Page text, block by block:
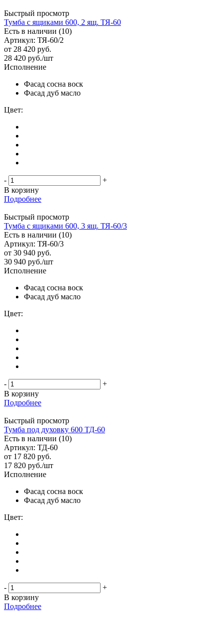
Быстрый просмотр
Тумба с ящиками 600, 2 ящ. ТЯ-60
Есть в наличии (10)
Артикул: ТЯ-60/2
от 28 420 руб.
28 420 руб./шт
Исполнение
Фасад сосна воск
Фасад дуб масло
Цвет:
-
+
В корзину
Подробнее
Быстрый просмотр
Тумба с ящиками 600, 3 ящ. ТЯ-60/3
Есть в наличии (10)
Артикул: ТЯ-60/3
от 30 940 руб.
30 940 руб./шт
Исполнение
Фасад сосна воск
Фасад дуб масло
Цвет:
-
+
В корзину
Подробнее
Быстрый просмотр
Тумба под духовку 600 ТД-60
Есть в наличии (10)
Артикул: ТД-60
от 17 820 руб.
17 820 руб./шт
Исполнение
Фасад сосна воск
Фасад дуб масло
Цвет:
-
+
В корзину
Подробнее